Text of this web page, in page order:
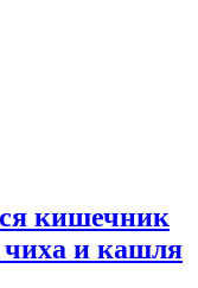
кишечник
чиха и кашля